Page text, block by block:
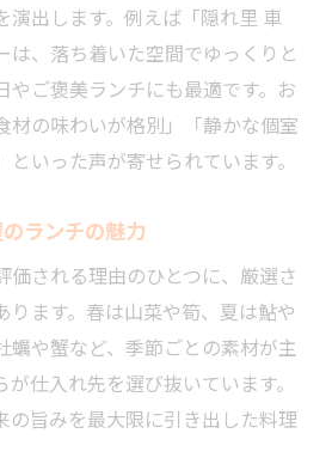
演出します。例えば「隠れ里 車
は、落ち着いた空間でゆっくりと
やご褒美ランチにも最適です。お
材の味わいが格別」「静かな個室
いった声が寄せられています。
ランチの魅力
価される理由のひとつに、厳選さ
ります。春は山菜や筍、夏は鮎や
蠣や蟹など、季節ごとの素材が主
仕入れ先を選び抜いています。
の旨みを最大限に引き出した料理